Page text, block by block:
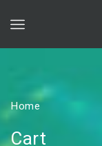
Home
Cart